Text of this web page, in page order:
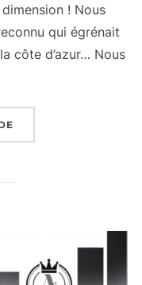
! Nous
qui égrénait
côte d’azur… Nous
« LE CHANTEUR